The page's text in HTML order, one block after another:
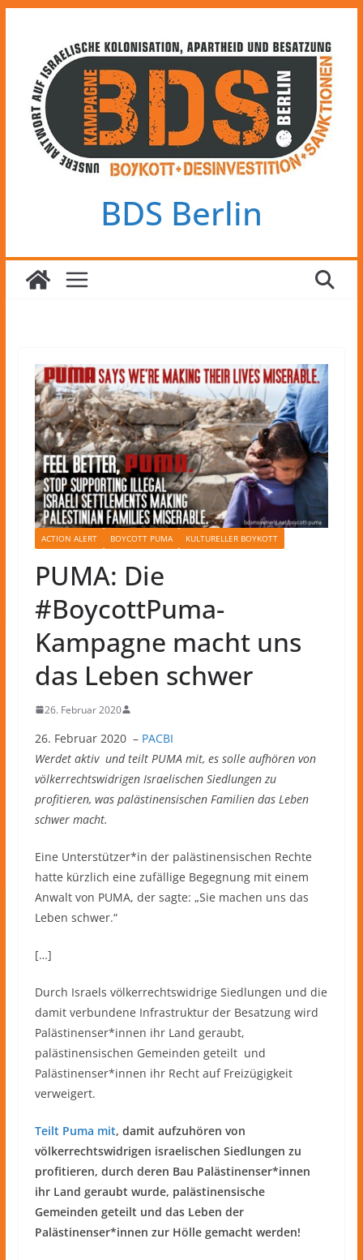
springen
BDS Berlin
ACTION ALERT BOYCOTT PUMA KULTURELLER BOYKOTT
PUMA: Die
#BoycottPuma-
Kampagne macht uns
das Leben schwer
26. Februar 2020
26. Februar 2020 – PACBI
Werdet aktiv und teilt PUMA mit, es solle aufhören von
völkerrechtswidrigen Israelischen Siedlungen zu
profitieren, was palästinensischen Familien das Leben
schwer macht.
Eine Unterstützer*in der palästinensischen Rechte
hatte kürzlich eine zufällige Begegnung mit einem
Anwalt von PUMA, der sagte: „Sie machen uns das
Leben schwer.“
[…]
Durch Israels völkerrechtswidrige Siedlungen und die
damit verbundene Infrastruktur der Besatzung wird
Palästinenser*innen ihr Land geraubt,
palästinensischen Gemeinden geteilt und
Palästinenser*innen ihr Recht auf Freizügigkeit
verweigert.
Teilt Puma mit, damit aufzuhören von
völkerrechtswidrigen israelischen Siedlungen zu
profitieren, durch deren Bau Palästinenser*innen
ihr Land geraubt wurde, palästinensische
Gemeinden geteilt und das Leben der
Palästinenser*innen zur Hölle gemacht werden!